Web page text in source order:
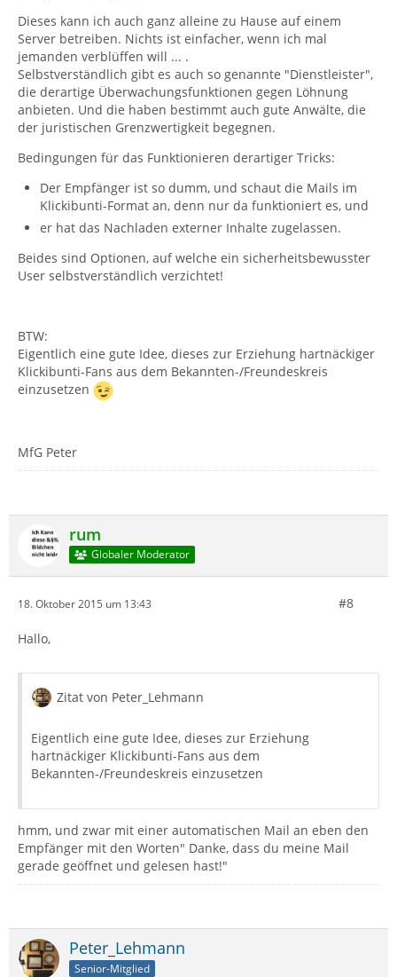
Dieses kann ich auch ganz alleine zu Hause auf einem
Server betreiben. Nichts ist einfacher, wenn ich mal
jemanden verblüffen will ... .
Selbstverständlich gibt es auch so genannte "Dienstleister",
die derartige Überwachungsfunktionen gegen Löhnung
anbieten. Und die haben bestimmt auch gute Anwälte, die
der juristischen Grenzwertigkeit begegnen.
Bedingungen für das Funktionieren derartiger Tricks:
Der Empfänger ist so dumm, und schaut die Mails im
Klickibunti-Format an, denn nur da funktioniert es, und
er hat das Nachladen externer Inhalte zugelassen.
Beides sind Optionen, auf welche ein sicherheitsbewusster
User selbstverständlich verzichtet!
BTW:
Eigentlich eine gute Idee, dieses zur Erziehung hartnäckiger
Klickibunti-Fans aus dem Bekannten-/Freundeskreis
einzusetzen
MfG Peter
rum
Globaler Moderator
18. Oktober 2015 um 13:43 #8
Hallo,
Zitat von Peter_Lehmann
Eigentlich eine gute Idee, dieses zur Erziehung
hartnäckiger Klickibunti-Fans aus dem
Bekannten-/Freundeskreis einzusetzen
hmm, und zwar mit einer automatischen Mail an eben den
Empfänger mit den Worten" Danke, dass du meine Mail
gerade geöffnet und gelesen hast!"
Peter_Lehmann
Senior-Mitglied